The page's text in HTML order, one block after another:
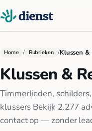
Home / Rubrieken /Klussen &
Klussen &
Timmerlieden,
klussers Bekijk 2.277
contact op — zonder